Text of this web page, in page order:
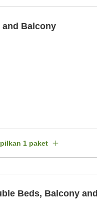
and Balcony
1 paket
Beds, Balcony and